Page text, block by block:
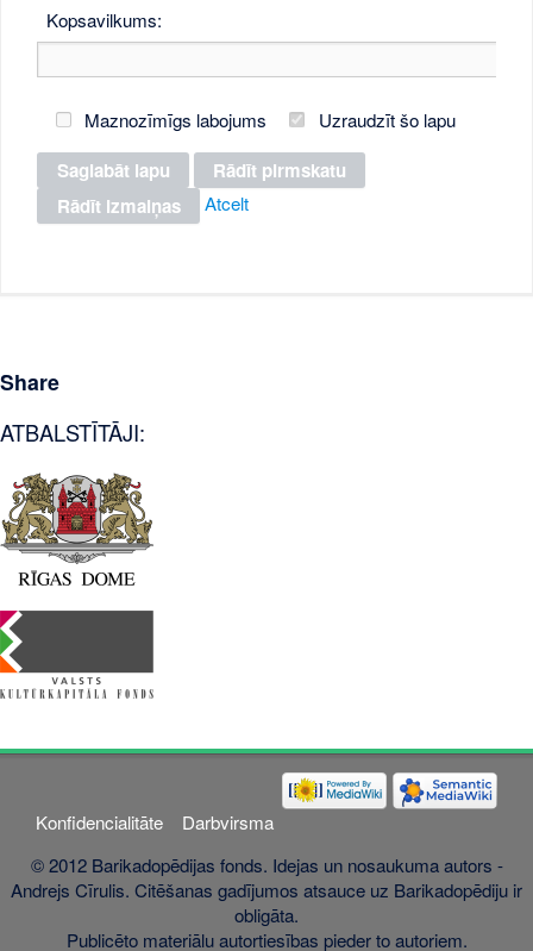
Kopsavilkums:
Maznozīmīgs labojums Uzraudzīt šo lapu
Atcelt
Share
ATBALSTĪTĀJI:
Konfidencialitāte
Darbvirsma
© 2012 Barikadopēdijas fonds. Idejas un nosaukuma autors -
Andrejs Cīrulis. Citēšanas gadījumos atsauce uz Barikadopēdiju ir
obligāta.
Publicēto materiālu autortiesības pieder to autoriem.